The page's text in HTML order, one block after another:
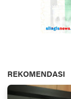
REKOMENDASI